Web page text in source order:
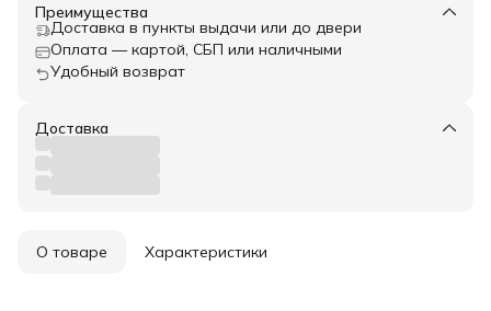
Преимущества
Доставка в пункты выдачи или до двери
Оплата — картой, СБП или наличными
Удобный возврат
Доставка
О товаре Характеристики